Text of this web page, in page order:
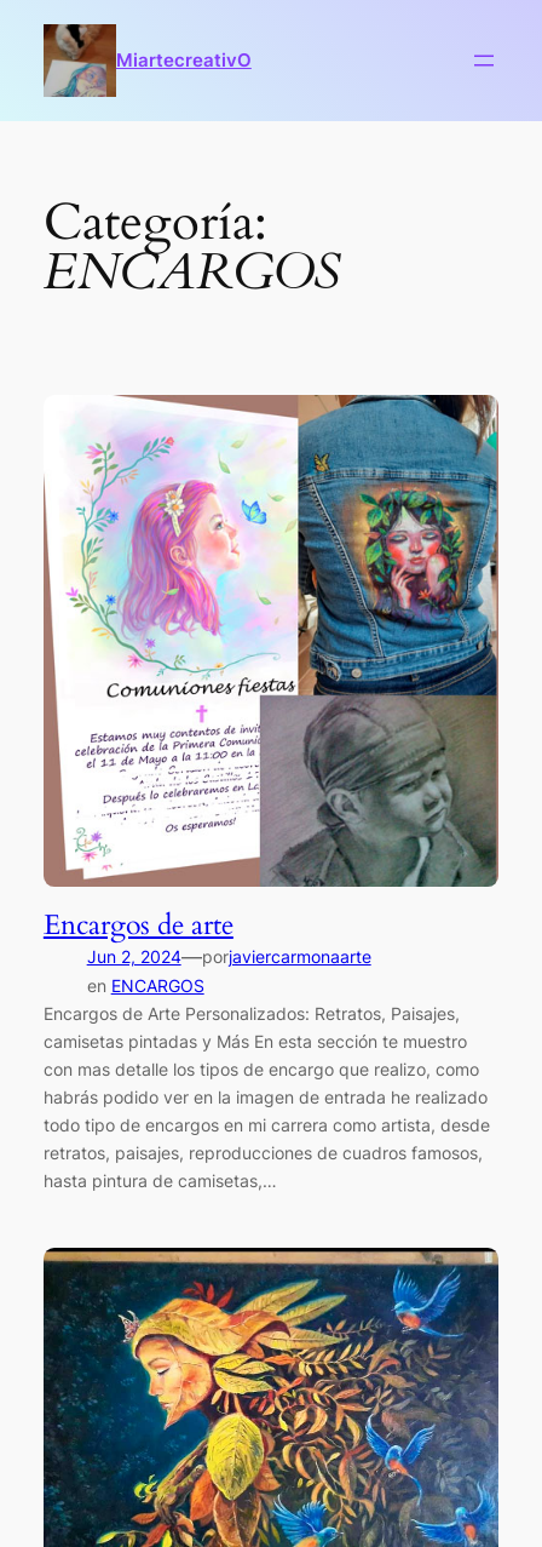
contenido
MiartecreativO
Categoría:
ENCARGOS
Encargos de arte
Jun 2, 2024—porjaviercarmonaarte
en ENCARGOS
Encargos de Arte Personalizados: Retratos, Paisajes,
camisetas pintadas y Más En esta sección te muestro
con mas detalle los tipos de encargo que realizo, como
habrás podido ver en la imagen de entrada he realizado
todo tipo de encargos en mi carrera como artista, desde
retratos, paisajes, reproducciones de cuadros famosos,
hasta pintura de camisetas,…